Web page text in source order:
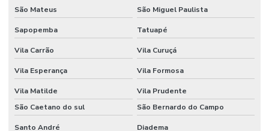
Fornecedor De Etiquetas Térmicas Adesivas Em Minas Gerais
Fornecedor De Ribbon Cera No Paraná
Fornecedor Ribbon Cera 110x74 Em Minas Gerais
Fornecedores De Etiquetas Bopp Adesiva No Paraná
São Mateus São Miguel Paulista
Sapopemba Tatuapé
Vila Carrão Vila Curuçá
Vila Esperança Vila Formosa
Vila Matilde
Vila Prudente
São Caetano do sul
São Bernardo do Campo
Santo André Diadema